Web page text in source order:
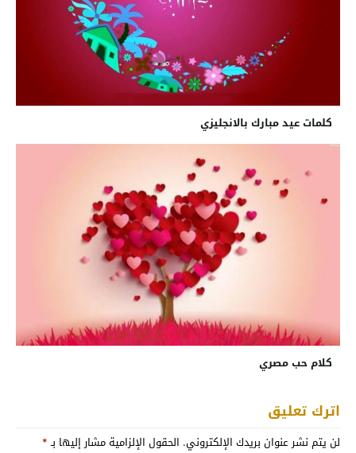
كلمات عيد مبارك بالانجليزي
كلام حب مصري
اترك تعليق
لن يتم نشر عنوان بريدك الإلكتروني. الحقول الإلزامية مشار إليها بـ*